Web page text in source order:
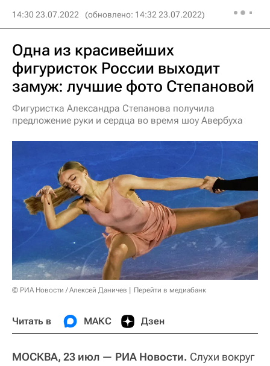
14:30 23.07.2022 (обновлено: 14:32 23.07.2022)
Одна из красивейших
фигуристок России выходит
замуж: лучшие фото Степановой
Фигуристка Александра Степанова получила
предложение руки и сердца во время шоу Авербуха
© РИА Новости / Алексей Даничев Перейти в медиабанк
Читать в МАКС Дзен
МОСКВА, 23 июл — РИА Новости. Слухи вокруг